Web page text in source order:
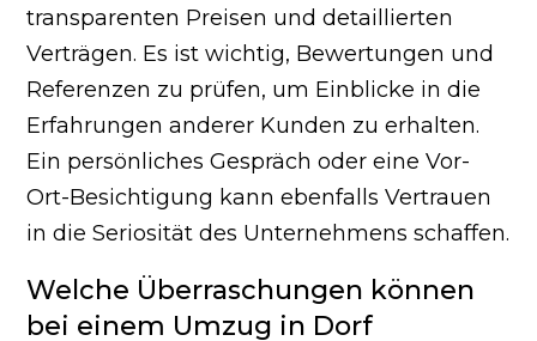
transparenten Preisen und detaillierten
Verträgen. Es ist wichtig, Bewertungen und
Referenzen zu prüfen, um Einblicke in die
Erfahrungen anderer Kunden zu erhalten.
Ein persönliches Gespräch oder eine Vor-
Ort-Besichtigung kann ebenfalls Vertrauen
in die Seriosität des Unternehmens schaffen.
Welche Überraschungen können
bei einem Umzug in Dorf